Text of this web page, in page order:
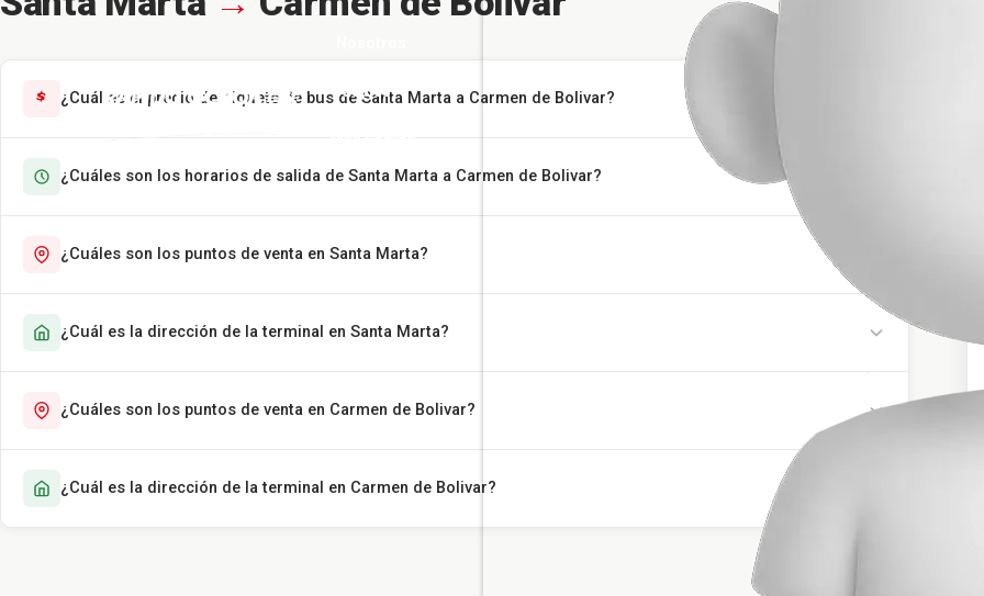
Pasajes
¿Cuál es el precio del tiquete de bus de Santa Marta a Carmen de Bolivar?
¿Cuáles son los horarios de salida de Santa Marta a Carmen de Bolivar?
¿Cuáles son los puntos de venta en Santa Marta?
¿Cuál es la dirección de la terminal en Santa Marta?
¿Cuáles son los puntos de venta en Carmen de Bolivar?
¿Cuál es la dirección de la terminal en Carmen de Bolivar?